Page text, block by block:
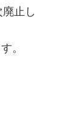
止し
。